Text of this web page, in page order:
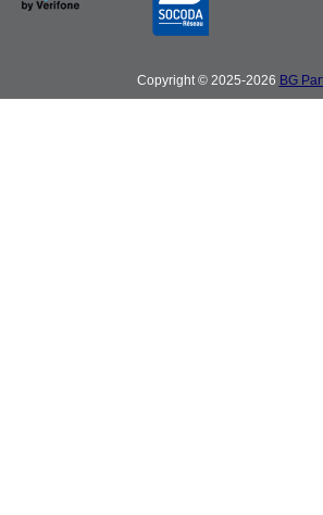
Copyright © 2025-2026 BG